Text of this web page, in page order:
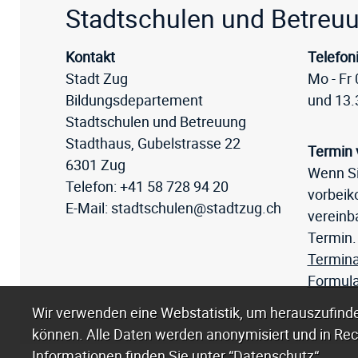
Stadtschulen und
Kontakt
Stadt Zug
Bildungsdepartement
Stadtschulen und Betreuung
Stadthaus, Gubelstrasse 22
6301 Zug
Telefon: +41 58 728 94 20
E-Mail: stadtschulen@stadtzug.ch
Mo - Fr
und
Termin
Wenn
Webstatistik
Wir verwenden eine Webstatistik, um
können. Alle Daten werden anonymisiert und in